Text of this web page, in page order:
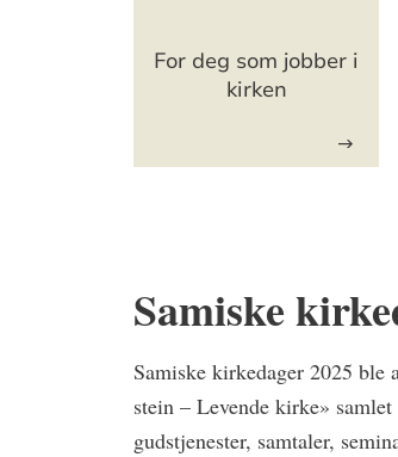
For deg som jobber i
kirken
Samiske
Samiske kirkedager 2025
stein – Levende kirke»
gudstjenester, samtaler,